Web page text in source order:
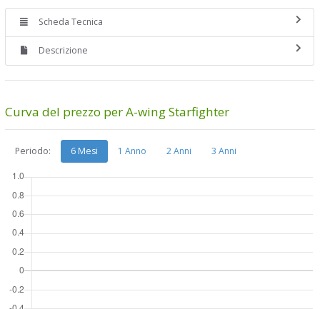
Scheda Tecnica
Descrizione
Curva del prezzo per A-wing Starfighter
Periodo: 6 Mesi 1 Anno 2 Anni 3 Anni